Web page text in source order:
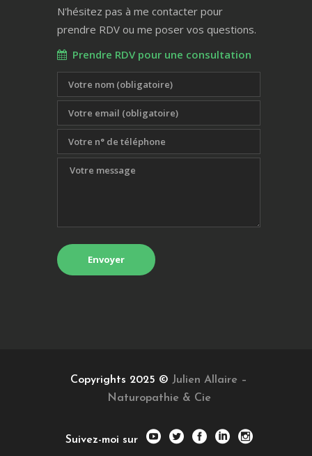
N'hésitez pas à me contacter pour
prendre RDV ou me poser vos questions.
Prendre RDV pour une consultation
Copyrights 2025 © Julien Allaire –
Naturopathie & Cie
Suivez-moi sur